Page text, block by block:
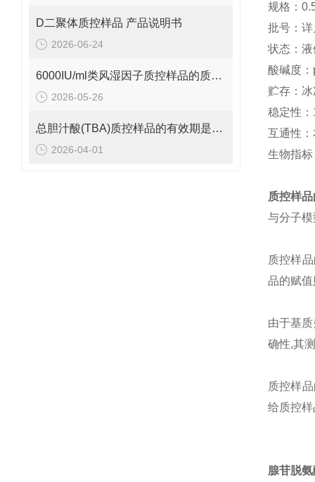
D二聚体质控样品 产品说明书
2026-06-24
6000IU/ml类风湿因子质控样品的质控范围是多少呢？
2026-05-26
总胆汁酸(TBA)质控样品的有效期是多久呢？
2026-04-01
规格：
批号：
状态：液
酸碱度：
贮存：
稳定性：
互通性
生物指标
质控样
与分子
质控样
品的赋
由于基
确性,其
质控样
给质控
腺苷脱